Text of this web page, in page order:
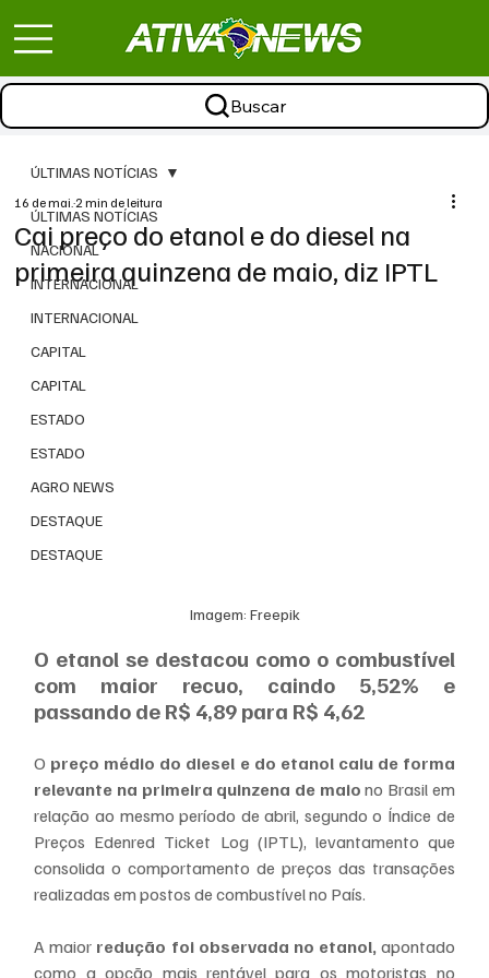
Buscar
ÚLTIMAS NOTÍCIAS
NACIONAL
INTERNACIONAL
INTERNACIONAL
CAPITAL
CAPITAL
ESTADO
ESTADO
AGRO NEWS
DESTAQUE
DESTAQUE
ÚLTIMAS NOTÍCIAS
Cai preço do etanol e do diesel na
primeira quinzena de maio, diz IPTL
16 de mai.2 min de leitura
Imagem: Freepik
O etanol se destacou como o combustível
com maior recuo, caindo 5,52% e
passando de R$ 4,89 para R$ 4,62
O preço médio do diesel e do etanol caiu de forma
relevante na primeira quinzena de maio no Brasil em
relação ao mesmo período de abril, segundo o Índice de
Preços Edenred Ticket Log (IPTL), levantamento que
consolida o comportamento de preços das transações
realizadas em postos de combustível no País.
A maior redução foi observada no etanol, apontado
como a opção mais rentável para os motoristas no